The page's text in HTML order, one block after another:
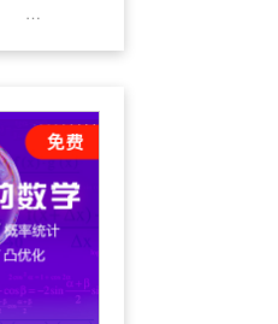
评论数:189